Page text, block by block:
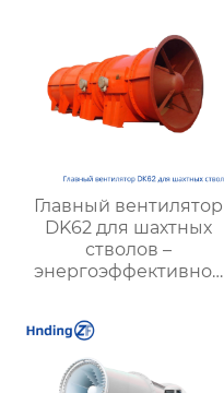
Главный вентилятор
DK62 для шахтных
стволов –
энергоэффективное